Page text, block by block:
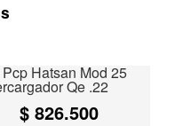
últimos
Hatsan Mod 25
Qe .22
$ 826.500